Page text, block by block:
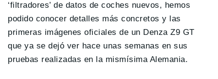
‘filtradores’ de datos de coches nuevos, hemos
podido conocer detalles más concretos y las
primeras imágenes oficiales de un Denza Z9 GT
que ya se dejó ver hace unas semanas en sus
pruebas realizadas en la mismísima Alemania.